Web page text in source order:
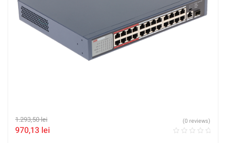
1.293,50lei
970,13 lei
(0 reviews)